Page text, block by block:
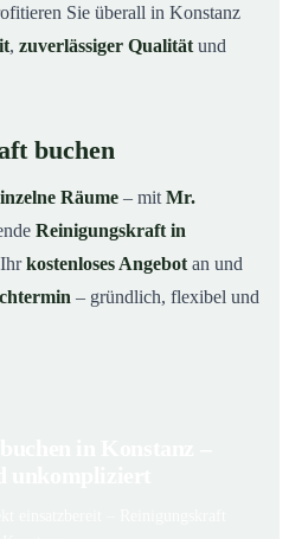
Sie überall in Konstanz
, zuverlässiger Qualität und
buchen
Räume – mit Mr.
Reinigungskraft in
kostenloses Angebot an und
– gründlich, flexibel und